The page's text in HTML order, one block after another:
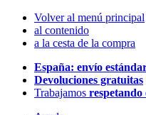
Volver al menú principal
al contenido
a la cesta de la compra
España: envío
Devoluciones gratuitas
Trabajamos respetando